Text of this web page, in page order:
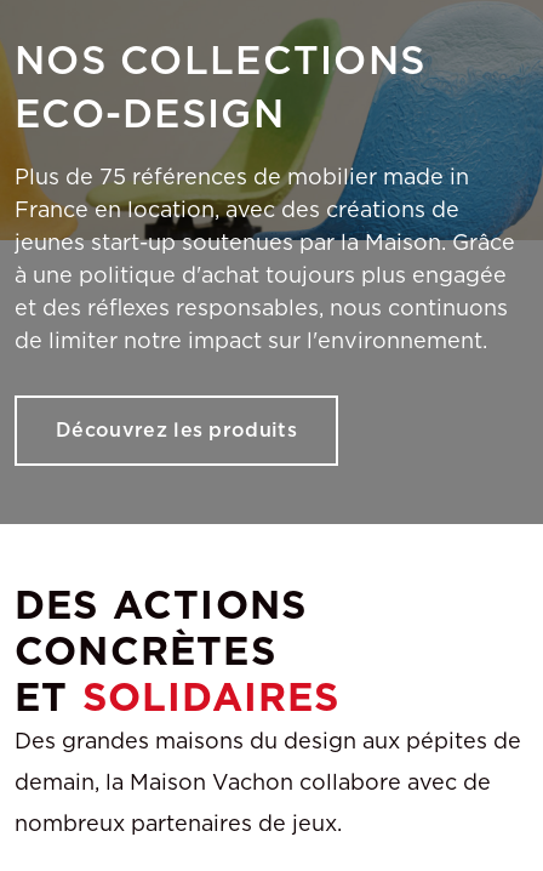
NOS COLLECTIONS
ECO-DESIGN
Plus de 75 références de mobilier made in
France en location, avec des créations de
jeunes start-up soutenues par la Maison. Grâce
à une politique d'achat toujours plus engagée
et des réflexes responsables, nous continuons
de limiter notre impact sur l'environnement.
Découvrez les produits
DES ACTIONS
CONCRÈTES
ET SOLIDAIRES
Des grandes maisons du design aux pépites de
demain, la Maison Vachon collabore avec de
nombreux partenaires de jeux.